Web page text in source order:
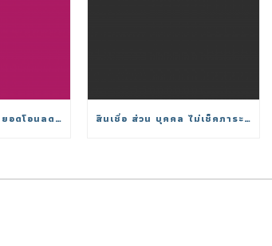
ธุรกิจคอนโนยังหนัก ยอดโอนลดวูบต่ำสุดในรอบ 15 ปี สินเชื่อ ส่วน บุคคล ไม่เช็คภาระหนี้ 2025